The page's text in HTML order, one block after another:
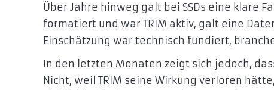
Über Jahre hinweg galt bei SSDs eine klare
formatiert und war TRIM aktiv, galt eine
Einschätzung war technisch fundiert,
In den letzten Monaten zeigt sich jedoch,
Nicht, weil TRIM seine Wirkung verloren